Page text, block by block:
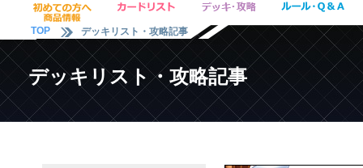
TOP デッキリスト・攻略記事
デッキリスト・攻略記事